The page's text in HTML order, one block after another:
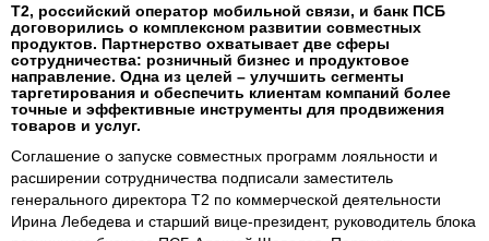
Т2, российский оператор мобильной связи, и банк ПСБ
договорились о комплексном развитии совместных
продуктов. Партнерство охватывает две сферы
сотрудничества: розничный бизнес и продуктовое
направление. Одна из целей – улучшить сегменты
таргетирования и обеспечить клиентам компаний более
точные и эффективные инструменты для продвижения
товаров и услуг.
Соглашение о запуске совместных программ лояльности и
расширении сотрудничества подписали заместитель
генерального директора Т2 по коммерческой деятельности
Ирина Лебедева и старший вице-президент, руководитель блока